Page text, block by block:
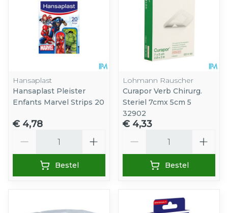
Hansaplast
Hansaplast Pleister
Enfants Marvel Strips 20
€ 4,78
Bestel
Lohmann Rauscher
Curapor Verb Chirurg.
Steriel 7cmx 5cm 5
32902
€ 4,33
Bestel